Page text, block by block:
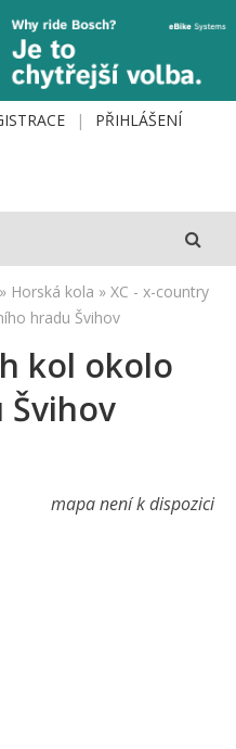
PŘIHLÁŠENÍ
» Horská kola » XC - x-country
hradu Švihov
kol okolo
mapa není k dispozici